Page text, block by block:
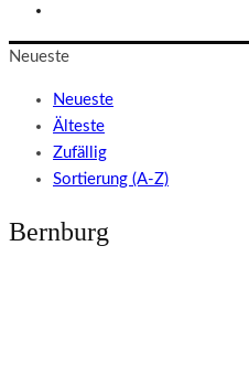
Neueste
Neueste
Älteste
Zufällig
Sortierung (A-Z)
Bernburg